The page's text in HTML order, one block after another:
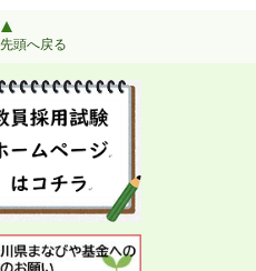
頭へ戻る